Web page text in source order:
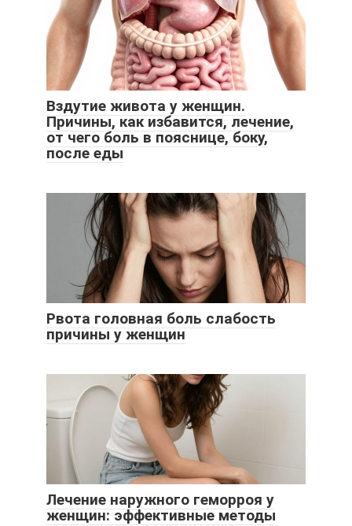
Вздутие живота у женщин.
Причины, как избавится, лечение,
от чего боль в пояснице, боку,
после еды
Рвота головная боль слабость
причины у женщин
Лечение наружного геморроя у
женщин: эффективные методы